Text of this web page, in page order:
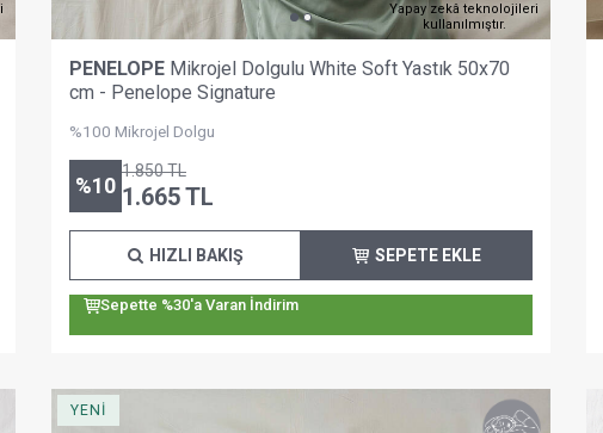
Yapay zekâ teknolojileri
kullanılmıştır.
PENELOPE Mikrojel Dolgulu White Soft Yastık 50x70
cm - Penelope Signature
%100 Mikrojel Dolgu
%10
1.850TL
1.665TL
SEPETE EKLE
HIZLI BAKIŞ
Sepette %30'a Varan İndirim
YENİ